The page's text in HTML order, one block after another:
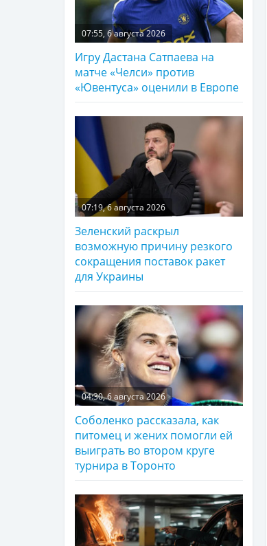
07:55, 6 августа 2026
Игру Дастана Сатпаева на
матче «Челси» против
«Ювентуса» оценили в Европе
07:19, 6 августа 2026
Зеленский раскрыл
возможную причину резкого
сокращения поставок ракет
для Украины
04:30, 6 августа 2026
Соболенко рассказала, как
питомец и жених помогли ей
выиграть во втором круге
турнира в Торонто